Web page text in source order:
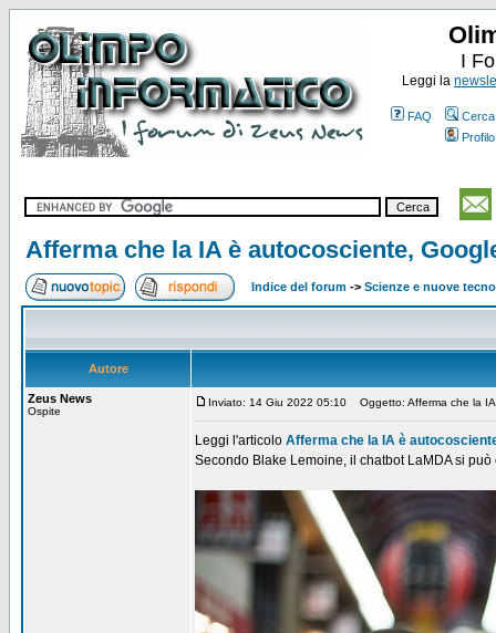
I
Leggi la
FAQ
Cerca
Profilo
Afferma che la IA è autocosciente,
Indice del forum -> Scienze e nuove
Autore
Zeus News
Ospite
Inviato: 14 Giu 2022 05:10 Oggetto: Afferma che la
Leggi l'articolo Afferma che la IA è
Secondo Blake Lemoine, il chatbot LaMDA si